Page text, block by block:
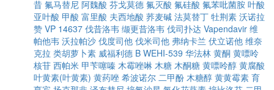
昔 氟马替尼 阿魏酸 芬戈莫德 氟灭酸 氟硅酸 氟苯吡菌胺 叶酸
亚叶酸 甲酸 富里酸 夫西地酸 荞麦碱 法莫替丁 牡荆素 沃诺拉
赞 VP 14637 伐昔洛韦 缬更昔洛韦 伐司扑达 Vapendavir 维
帕他韦 沃拉帕沙 伐度司他 伐米司他 弗纳卡兰 伏立诺他 维奈
克拉 类胡萝卜素 威福利德 B WEHI-539 华法林 黄酮 黄嘌呤
核苷 西帕米 甲苄噻嗪 木霉唑啉 木糖 木酮糖 黄嘌呤醇 黄腐酸
叶黄素(叶黄素) 黄药唑 希波诺尔 二甲酚 木糖醇 黄黄霉素 育